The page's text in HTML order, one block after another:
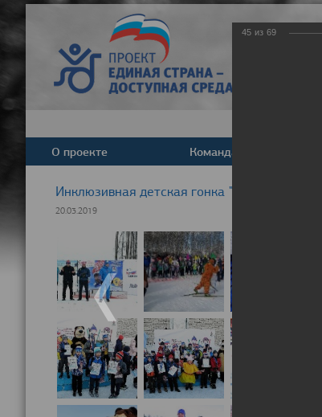
О проекте Команда
Инклюзивная детская гонка "Лыжня
20.03.2019
45 из 69